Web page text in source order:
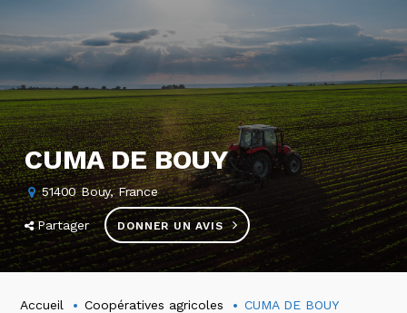
CUMA DE BOUY
51400 Bouy, France
Partager DONNER UN AVIS
Accueil Coopératives agricoles CUMA DE BOUY